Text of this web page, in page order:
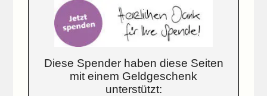
Diese Spender haben diese Seiten
mit einem Geldgeschenk
unterstützt: